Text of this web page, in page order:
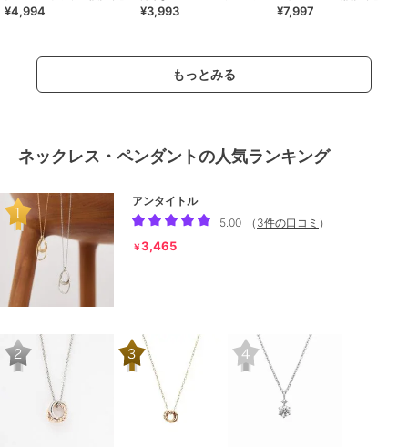
¥4,994
ト・接触冷感
¥3,993
シワ・リンクコーデ
¥7,997
もっとみる
ネックレス・ペンダントの人気ランキング
アンタイトル
5.00
（ 3件の口コミ ）
￥3,465